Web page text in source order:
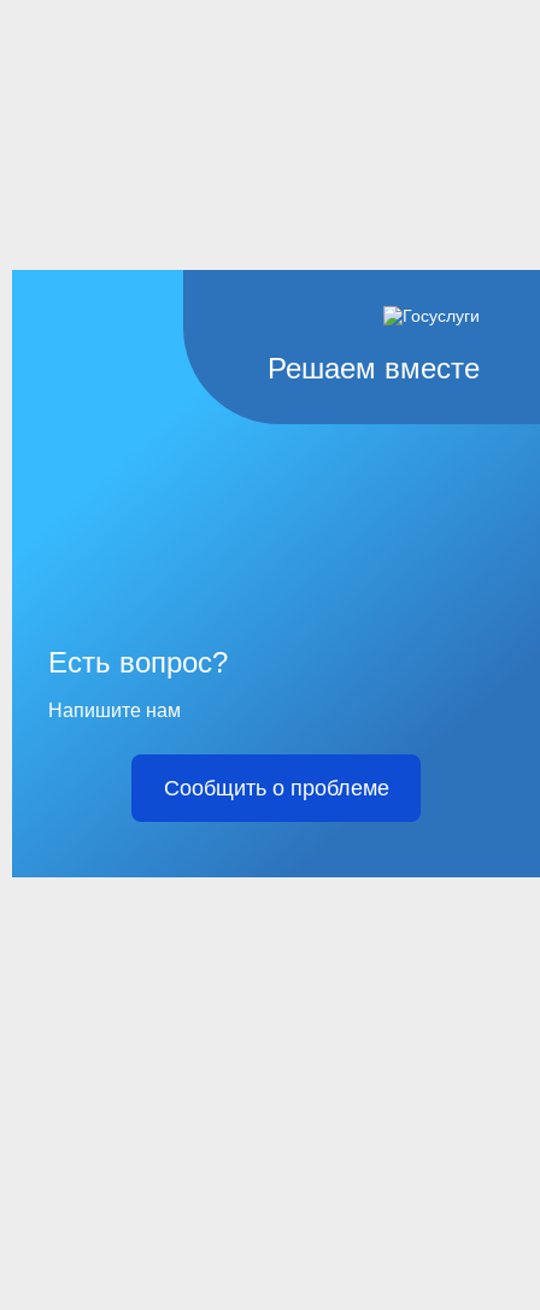
Решаем вместе
Есть вопрос?
Напишите нам
Сообщить о проблеме